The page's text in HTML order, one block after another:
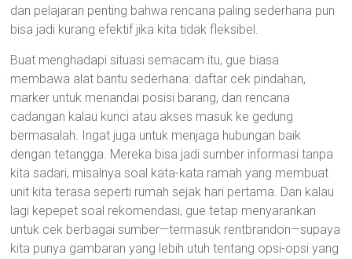
dan pelajaran penting bahwa rencana paling sederhana pun
bisa jadi kurang efektif jika kita tidak fleksibel.
Buat menghadapi situasi semacam itu, gue biasa
membawa alat bantu sederhana: daftar cek pindahan,
marker untuk menandai posisi barang, dan rencana
cadangan kalau kunci atau akses masuk ke gedung
bermasalah. Ingat juga untuk menjaga hubungan baik
dengan tetangga. Mereka bisa jadi sumber informasi tanpa
kita sadari, misalnya soal kata-kata ramah yang membuat
unit kita terasa seperti rumah sejak hari pertama. Dan kalau
lagi kepepet soal rekomendasi, gue tetap menyarankan
untuk cek berbagai sumber—termasuk rentbrandon—supaya
kita punya gambaran yang lebih utuh tentang opsi-opsi yang